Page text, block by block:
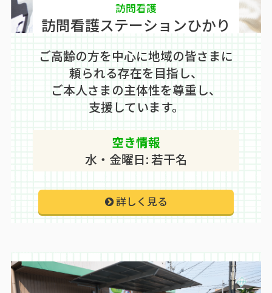
訪問看護
訪問看護ステーションひかり
ご高齢の方を中心に地域の皆さまに
頼られる存在を目指し、
ご本人さまの主体性を尊重し、
支援しています。
空き情報
水・金曜日: 若干名
詳しく見る